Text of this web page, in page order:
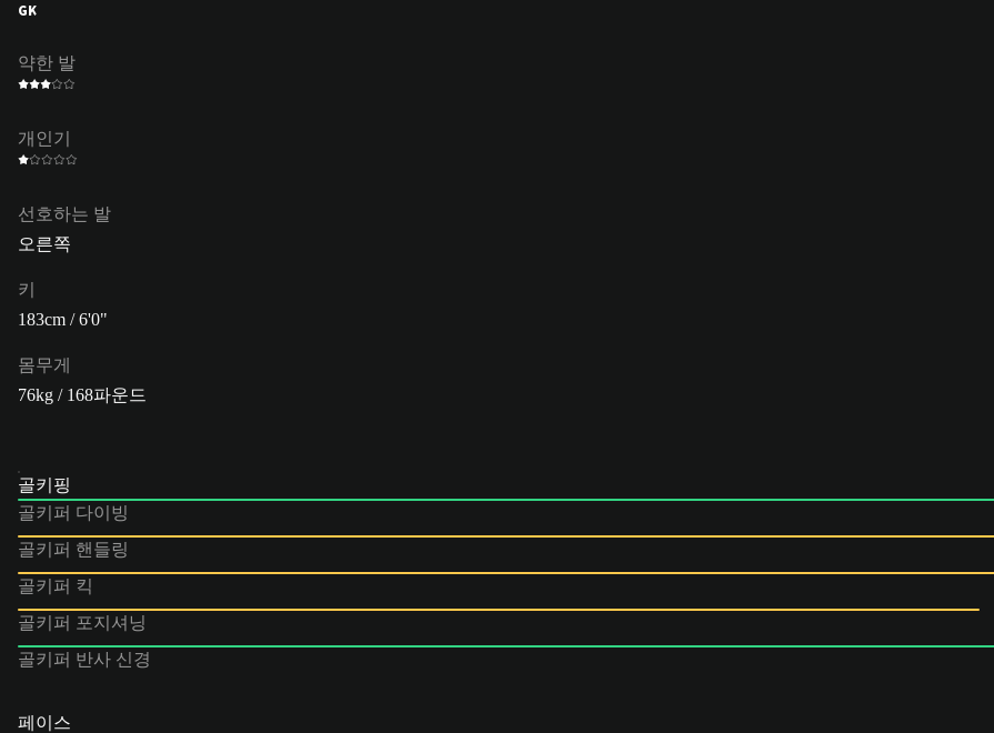
GK
약한 발
개인기
선호하는 발
오른쪽
키
183cm / 6'0"
몸무게
76kg / 168파운드
골키핑
골키퍼 다이빙
골키퍼 핸들링
골키퍼 킥
골키퍼 포지셔닝
골키퍼 반사 신경
페이스